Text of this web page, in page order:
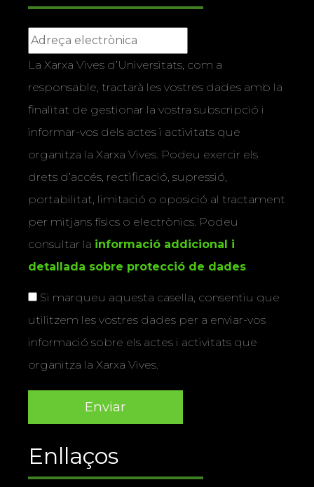
La Xarxa Vives d’Universitats, com a
responsable, tractarà les vostres dades amb la
finalitat de gestionar la vostra subscripció i
informar-vos dels actes i activitats que
organitza la Xarxa Vives. Podeu exercir els
drets d’accés, rectificació, supressió,
portabilitat, limitació o oposició al tractament
per mitjans físics o electrònics. Podeu
consultar la informació addicional i
detallada sobre protecció de dades.
Si marqueu aquesta casella, consentiu que
utilitzem les vostres dades per a enviar-vos
informació sobre els actes i activitats que
organitza la Xarxa Vives.
Enllaços